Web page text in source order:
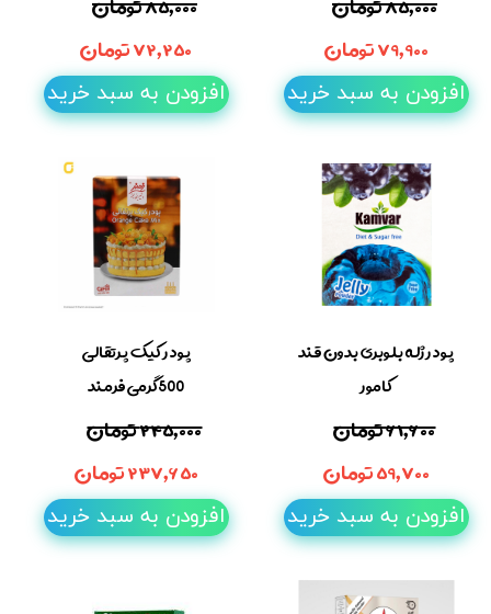
۷۹,۹۰۰ تومان
افزودن به سبد خرید
۷۲,۲۵۰ تومان
افزودن به سبد خرید
پودر ژله بلوبری بدون قند
کامور
۶۱,۶۰۰ تومان
۵۹,۷۰۰ تومان
افزودن به سبد خرید
پودر کیک پرتقالی
500گرمی فرمند
۲۴۵,۰۰۰ تومان
۲۳۷,۶۵۰ تومان
افزودن به سبد خرید